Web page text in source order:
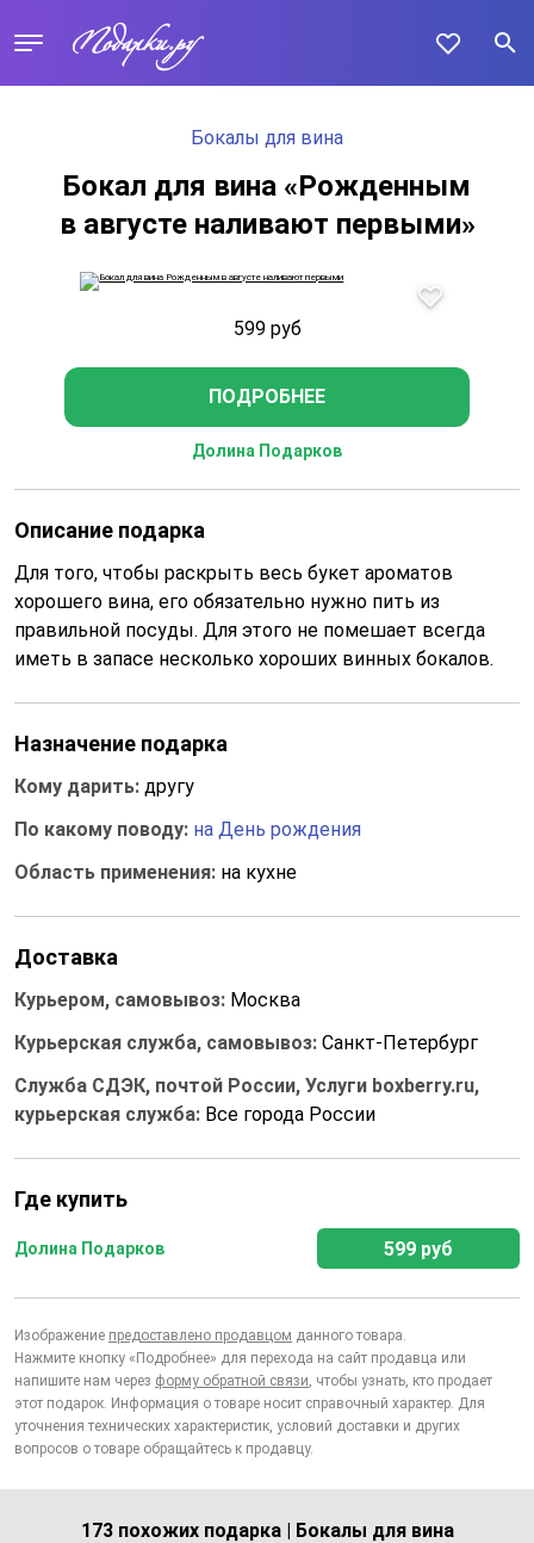
Бокалы для вина
Бокал для вина «Рожденным
в августе наливают первыми»
599 руб
ПОДРОБНЕЕ
Долина Подарков
Описание подарка
Для того, чтобы раскрыть весь букет ароматов
хорошего вина, его обязательно нужно пить из
правильной посуды. Для этого не помешает всегда
иметь в запасе несколько хороших винных бокалов.
Назначение подарка
Кому дарить: другу
По какому поводу: на День рождения
Область применения: на кухне
Доставка
Курьером, самовывоз: Москва
Курьерская служба, самовывоз: Санкт-Петербург
Служба СДЭК, почтой России, Услуги boxberry.ru,
курьерская служба: Все города России
Где купить
Долина Подарков 599 руб
Изображение предоставлено продавцом данного товара.
Нажмите кнопку «Подробнее» для перехода на сайт продавца или
напишите нам через форму обратной связи, чтобы узнать, кто продает
этот подарок. Информация о товаре носит справочный характер. Для
уточнения технических характеристик, условий доставки и других
вопросов о товаре обращайтесь к продавцу.
173 похожих подарка | Бокалы для вина